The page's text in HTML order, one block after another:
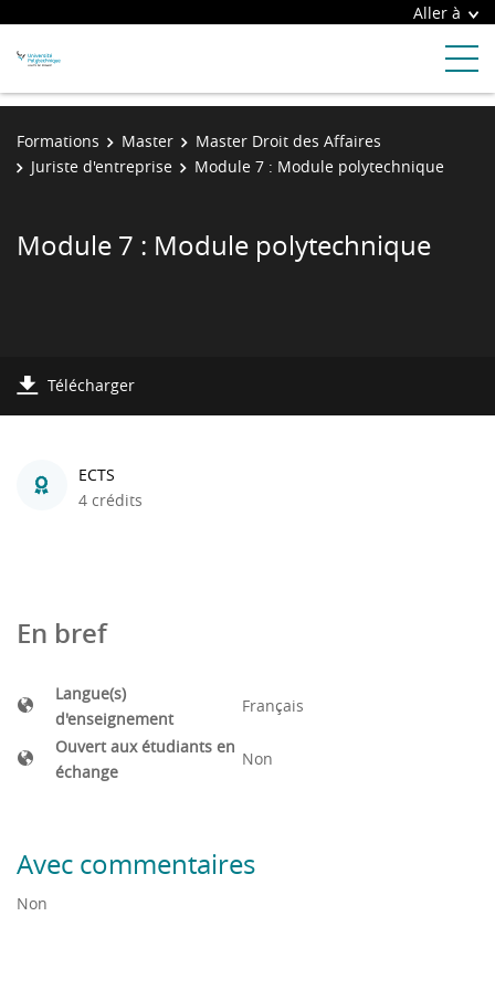
Aller à
Formations Master
Master Droit des Affaires
Juriste d'entreprise
Module 7 : Module polytechnique
Module 7 : Module polytechnique
Télécharger
ECTS
4 crédits
En bref
Langue(s)
d'enseignement
Français
Ouvert aux étudiants en
échange
Non
Avec commentaires
Non